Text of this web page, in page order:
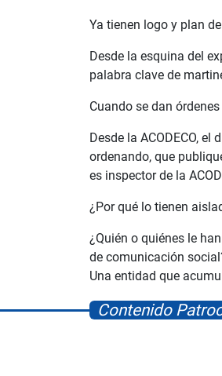
Ya tienen logo y plan
Desde la esquina del
palabra clave de
Cuando se dan
Desde la ACODECO,
ordenando, que
es inspector de la
¿Por qué lo tienen
¿Quién o quiénes le
de comunicación
Una entidad que
Contenido